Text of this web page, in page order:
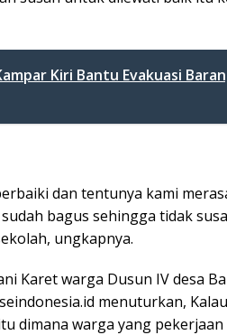
Kiri Bantu Evakuasi
dan tentunya kami
bagus sehingga tidak
ungkapnya.
Karet warga Dusun IV desa
menuturkan,
dimana warga yang